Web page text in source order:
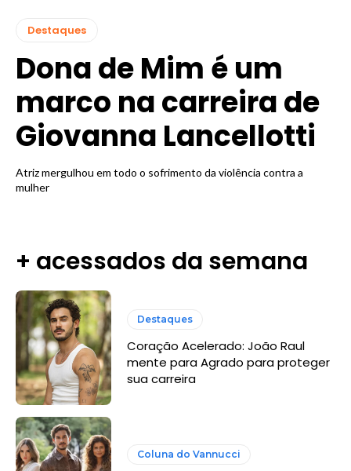
Destaques
Dona de Mim é um
marco na carreira de
Giovanna Lancellotti
Atriz mergulhou em todo o sofrimento da violência contra a
mulher
+ acessados da semana
Destaques
Coração Acelerado: João Raul
mente para Agrado para proteger
sua carreira
Coluna do Vannucci